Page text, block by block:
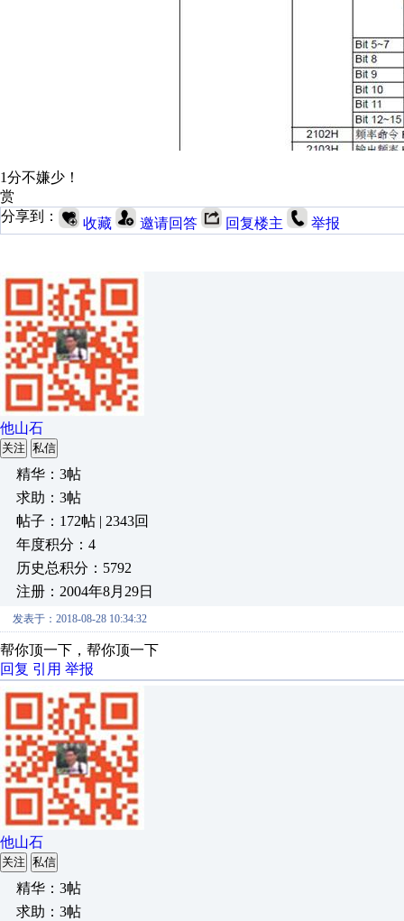
1分不嫌少！
赏
分享到：
收藏 邀请回答 回复楼主 举报
他山石
关注 私信
精华：3帖
求助：3帖
帖子：172帖 | 2343回
年度积分：4
历史总积分：5792
注册：2004年8月29日
发表于：2018-08-28 10:34:32
帮你顶一下，帮你顶一下
回复 引用 举报
他山石
关注 私信
精华：3帖
求助：3帖